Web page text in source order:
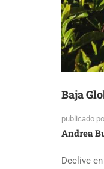
Baja
publicado
Andrea
Declive